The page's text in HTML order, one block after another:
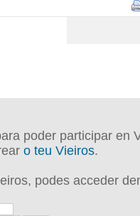
poder participar en
o teu Vieiros.
podes acceder